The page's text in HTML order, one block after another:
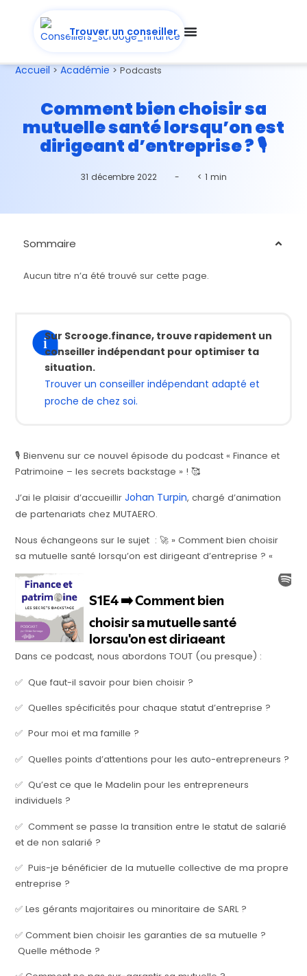
Trouver un conseiller
Accueil >Académie >Podcasts
Comment bien choisir sa
mutuelle santé lorsqu’on est
dirigeant d’entreprise ? 🎙️
31 décembre 2022 - < 1 min
Sur Scrooge.finance, trouve rapidement un
conseiller indépendant pour optimiser ta
situation.
Trouver un conseiller indépendant adapté et
proche de chez soi.
🎙️ Bienvenu sur ce nouvel épisode du podcast « Finance et
Patrimoine – les secrets backstage » ! 🥰
J’ai le plaisir d’accueillirJohan Turpin, chargé d’animation
de partenariats chez MUTAERO.
Nous échangeons sur le sujet : 🚀 » Comment bien choisir
sa mutuelle santé lorsqu’on est dirigeant d’entreprise ? «
Dans ce podcast, nous abordons TOUT (ou presque) :
✅ Que faut-il savoir pour bien choisir ?
✅ Quelles spécificités pour chaque statut d’entreprise ?
✅ Pour moi et ma famille ?
✅ Quelles points d’attentions pour les auto-entrepreneurs ?
✅ Qu’est ce que le Madelin pour les entrepreneurs
individuels ?
✅ Comment se passe la transition entre le statut de salarié
et de non salarié ?
✅ Puis-je bénéficier de la mutuelle collective de ma propre
entreprise ?
✅ Les gérants majoritaires ou minoritaire de SARL ?
✅ Comment bien choisir les garanties de sa mutuelle ?
Quelle méthode ?
Sommaire
Aucun titre n’a été trouvé sur cette page.